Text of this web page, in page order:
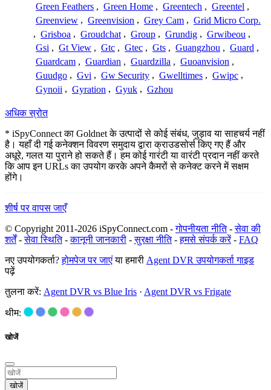
Green Feathers , Green Home , Greentech , Greentel ,
Greenview , Greenvision , Grey Cam , Grid Micro Corp.
, Grisboa , Groudchat , Group , Grundig , Grwibeou ,
Gsi , Gt View , Gtc , Gtec , Gts , Guangzhou , Guard ,
Guardcam , Guardian , Guardzilla , Guoanvision ,
Guudgo , Gvi , Gw Security , Gwelltimes , Gwipc ,
Gynoii , Gyration , Gyuk , Gzhou
अधिक स्रोत
* iSpyConnect का Goldnet के उत्पादों से कोई संबंध, जुड़ाव या साहचर्य नहीं
है। यहाँ दी गई कनेक्शन विवरण समुदाय द्वारा क्राउडसोर्स किए गए हैं और
अधूरे, गलत या पुराने हो सकते हैं। हम कोई गारंटी या वारंटी प्रदान नहीं करते
कि आप इन URLs का उपयोग करके अपने कैमरों से कनेक्ट करने में सक्षम
होंगे।
शीर्ष पर वापस जाएँ
© Copyright 2011-2026 iSpyConnect.com -गोपनीयता नीति-सेवा की
शर्तें-सेवा स्थिति-कानूनी जानकारी -सुरक्षा नीति-हमसे संपर्क करें- FAQ
नए उपयोगकर्ता?होमपेज पर जाएंया हमारी Agent DVR उपयोगकर्ता गाइड
पढ़ें
तुलना करें: Agent DVR vs Blue Iris · Agent DVR vs Frigate
थीम:
खोजें
खोजें